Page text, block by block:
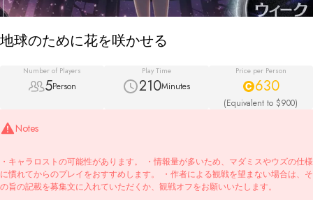
地球のために花を咲かせる
Number of Players
5Person
Play Time
210Minutes
Price per Person
630
(Equivalent to $900)
Notes
・キャラロストの可能性があります。 ・情報量が多いため、マダミスやウズの仕様
に慣れてからのプレイをおすすめします。 ・作者による観戦を望まない場合は、そ
の旨の記載を募集文に入れていただくか、観戦オフをお願いいたします。